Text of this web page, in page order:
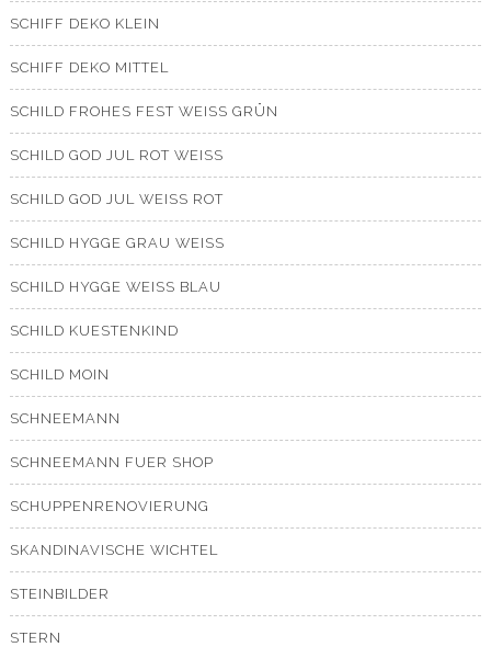
SCHIFF DEKO KLEIN
SCHIFF DEKO MITTEL
SCHILD FROHES FEST WEISS GRÜN
SCHILD GOD JUL ROT WEISS
SCHILD GOD JUL WEISS ROT
SCHILD HYGGE GRAU WEISS
SCHILD HYGGE WEISS BLAU
SCHILD KUESTENKIND
SCHILD MOIN
SCHNEEMANN
SCHNEEMANN FUER SHOP
SCHUPPENRENOVIERUNG
SKANDINAVISCHE WICHTEL
STEINBILDER
STERN